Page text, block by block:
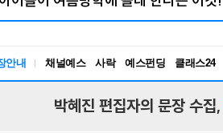
안내 채널예스 사락 예스펀딩 클래스24
박혜진 편집자의 문장 수집,